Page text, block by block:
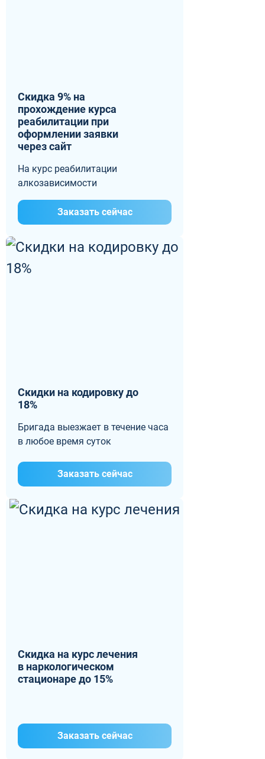
Скидка 9% на
прохождение курса
реабилитации при
оформлении заявки
через сайт
На курс реабилитации
алкозависимости
Заказать сейчас
Скидки на кодировку до
18%
Бригада выезжает в течение часа
в любое время суток
Заказать сейчас
Скидка на курс лечения
в наркологическом
стационаре до 15%
Заказать сейчас